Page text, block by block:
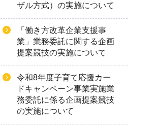
ザル方式）の実施について
「働き方改革企業支援事
業」業務委託に関する企画
提案競技の実施について
令和8年度子育て応援カー
ドキャンペーン事業実施業
務委託に係る企画提案競技
の実施について